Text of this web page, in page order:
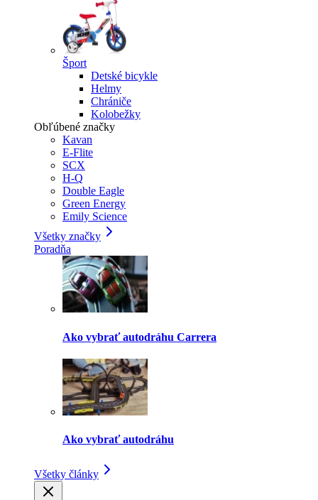
Šport
Detské bicykle
Helmy
Chrániče
Kolobežky
Obľúbené značky
Kavan
E-Flite
SCX
H-Q
Double Eagle
Green Energy
Emily Science
Všetky značky
Poradňa
Ako vybrať autodráhu Carrera
Ako vybrať autodráhu
Všetky články